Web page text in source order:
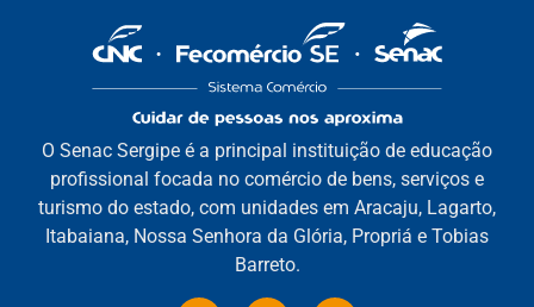
O Senac Sergipe é a principal instituição de educação
profissional focada no comércio de bens, serviços e
turismo do estado, com unidades em Aracaju, Lagarto,
Itabaiana, Nossa Senhora da Glória, Propriá e Tobias
Barreto.